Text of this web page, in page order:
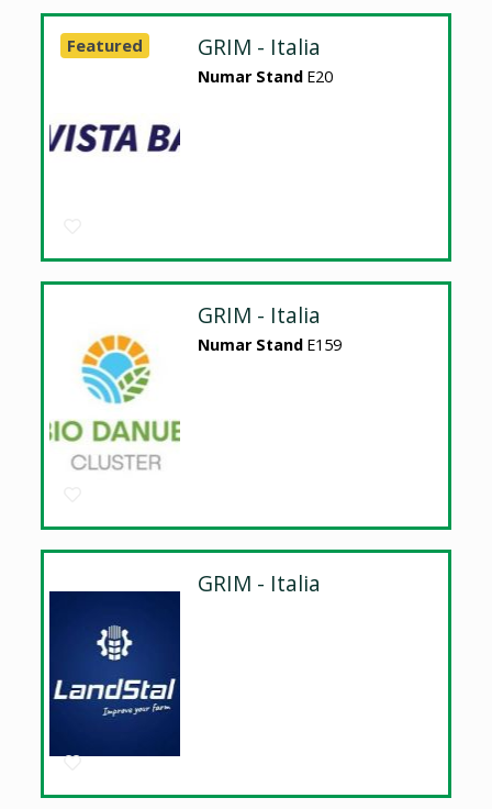
GRIM - Italia
Numar Stand E20
Featured
GRIM - Italia
Numar Stand E159
GRIM - Italia